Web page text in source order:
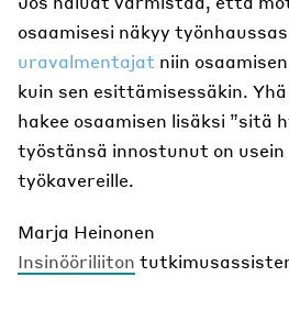
osaamisesi näkyy
uravalmentajat niin
kuin sen esittämisessäkin.
hakee osaamisen lisäksi ”sitä
työstänsä innostunut on usein
työkavereille.
Marja Heinonen
Insinööriliiton